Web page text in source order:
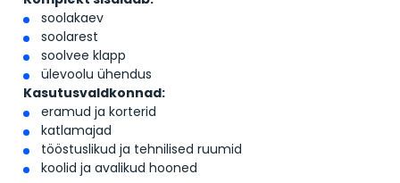
soolakaev
soolarest
soolvee klapp
ülevoolu ühendus
Kasutusvaldkonnad:
eramud ja korterid
katlamajad
tööstuslikud ja tehnilised ruumid
koolid ja avalikud hooned